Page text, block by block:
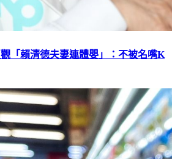
「賴清德夫妻連體嬰」：不被名嘴K